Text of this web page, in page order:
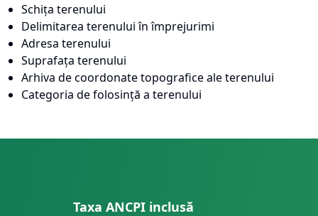
Schița terenului
Delimitarea terenului în împrejurimi
Adresa terenului
Suprafața terenului
Arhiva de coordonate topografice ale terenului
Categoria de folosință a terenului
Taxa ANCPI inclusă